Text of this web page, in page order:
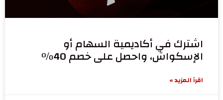
اشترك في أكاديمية السهام أو
الإسكواش، واحصل على خصم 40%
اقرأ المزيد »